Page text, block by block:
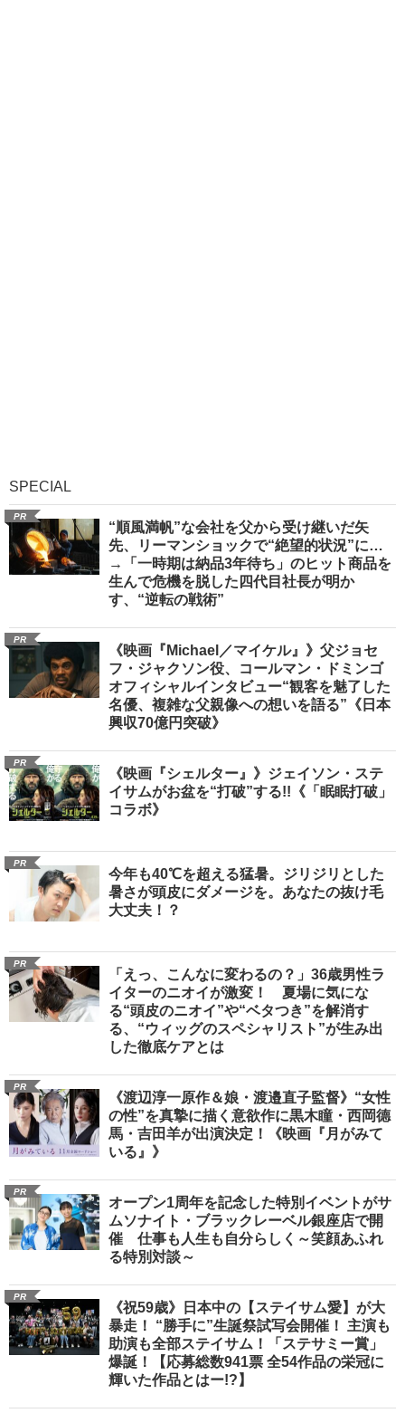
SPECIAL
PR
“順風満帆”な会社を父から受け継いだ矢
先、リーマンショックで“絶望的状況”に…
→「一時期は納品3年待ち」のヒット商品を
生んで危機を脱した四代目社長が明か
す、“逆転の戦術”
PR
《映画『Michael／マイケル』》父ジョセ
フ・ジャクソン役、コールマン・ドミンゴ
オフィシャルインタビュー“観客を魅了した
名優、複雑な父親像への想いを語る”《日本
興収70億円突破》
PR
《映画『シェルター』》ジェイソン・ステ
イサムがお盆を“打破”する!!《「眠眠打破」
コラボ》
PR
今年も40℃を超える猛暑。ジリジリとした
暑さが頭皮にダメージを。あなたの抜け毛
大丈夫！？
PR
「えっ、こんなに変わるの？」36歳男性ラ
イターのニオイが激変！ 夏場に気にな
る“頭皮のニオイ”や“ベタつき”を解消す
る、“ウィッグのスペシャリスト”が生み出
した徹底ケアとは
PR
《渡辺淳一原作＆娘・渡邉直子監督》“女性
の性”を真摯に描く意欲作に黒木瞳・西岡德
馬・吉田羊が出演決定！《映画『月がみて
いる』》
PR
オープン1周年を記念した特別イベントがサ
ムソナイト・ブラックレーベル銀座店で開
催 仕事も人生も自分らしく～笑顔あふれ
る特別対談～
PR
《祝59歳》日本中の【ステイサム愛】が大
暴走！ “勝手に”生誕祭試写会開催！ 主演も
助演も全部ステイサム！「ステサミー賞」
爆誕！【応募総数941票 全54作品の栄冠に
輝いた作品とはー!?】